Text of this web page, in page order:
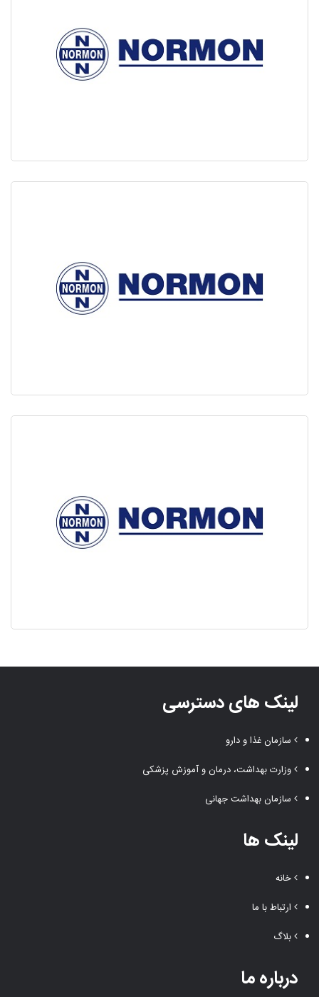
لینک های دسترسی
سازمان غذا و دارو
وزارت بهداشت، درمان و آموزش پزشکی
سازمان بهداشت جهانی
لینک ها
خانه
ارتباط با ما
بلاگ
درباره ما